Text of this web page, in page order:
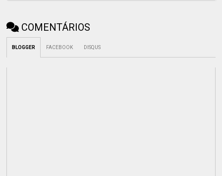
COMENTÁRIOS
BLOGGER FACEBOOK DISQUS